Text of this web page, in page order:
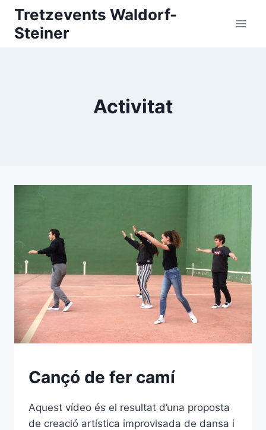
Vés
contingut
Tretzevents Waldorf-
Steiner
Activitat
Cançó de fer camí
Aquest vídeo és el resultat d’una proposta
de creació artística improvisada de dansa i